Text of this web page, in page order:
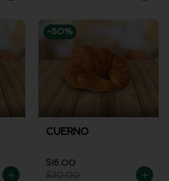
-50%
CUERNO
$15.00
$30.00